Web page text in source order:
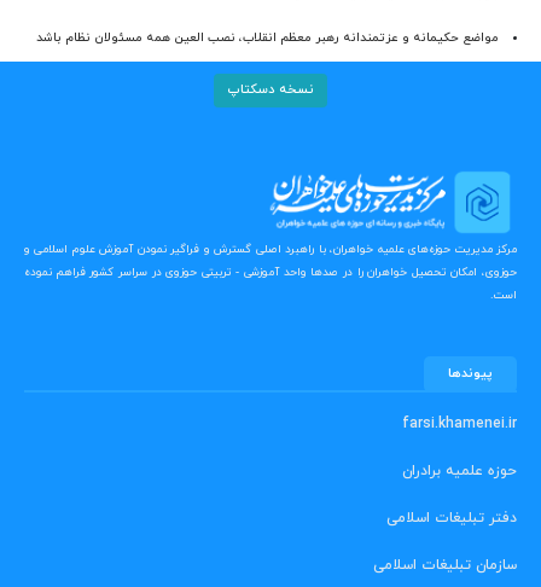
مواضع حکیمانه و عزتمندانه رهبر معظم انقلاب، نصب العین همه مسئولان نظام باشد
نسخه دسکتاپ
مرکز مدیریت حوزه‌های علمیه خواهران، با راهبرد اصلی گسترش و فراگیر نمودن آموزش علوم اسلامی و
حوزوی، امکان تحصیل خواهران را در صدها واحد آموزشی - تربیتی حوزوی در سراسر کشور فراهم نموده
است.
پیوندها
farsi.khamenei.ir
حوزه علمیه برادران
دفتر تبلیغات اسلامی
سازمان تبلیغات اسلامی